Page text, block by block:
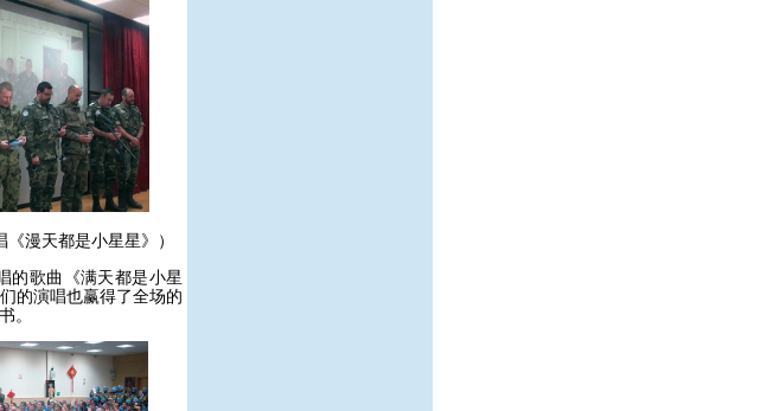
漫天都是小星星》）
歌曲《满天都是小星
的演唱也赢得了全场的
。